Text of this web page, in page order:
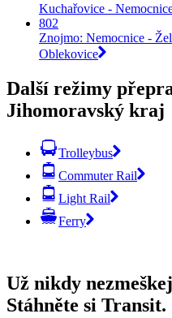
Kuchařovice -
802
Znojmo: Nemocnice -
Oblekovice
Další režimy
Jihomoravský kraj
Trolleybus
Commuter Rail
Light Rail
Ferry
Už nikdy
Stáhněte si Transit.